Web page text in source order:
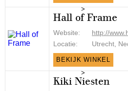
>
Hall of Frame
Website:
http://
Locatie:
Utrecht,
BEKIJK WINKEL
>
Kiki Niesten